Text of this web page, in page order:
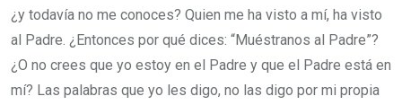
¿y todavía no me conoces? Quien me ha visto a mí, ha visto
al Padre. ¿Entonces por qué dices: “Muéstranos al Padre”?
¿O no crees que yo estoy en el Padre y que el Padre está en
mí? Las palabras que yo les digo, no las digo por mi propia